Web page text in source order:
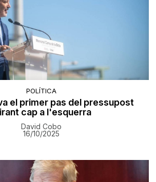
POLÍTICA
el primer pas del pressupost
cap a l'esquerra
David Cobo
16/10/2025